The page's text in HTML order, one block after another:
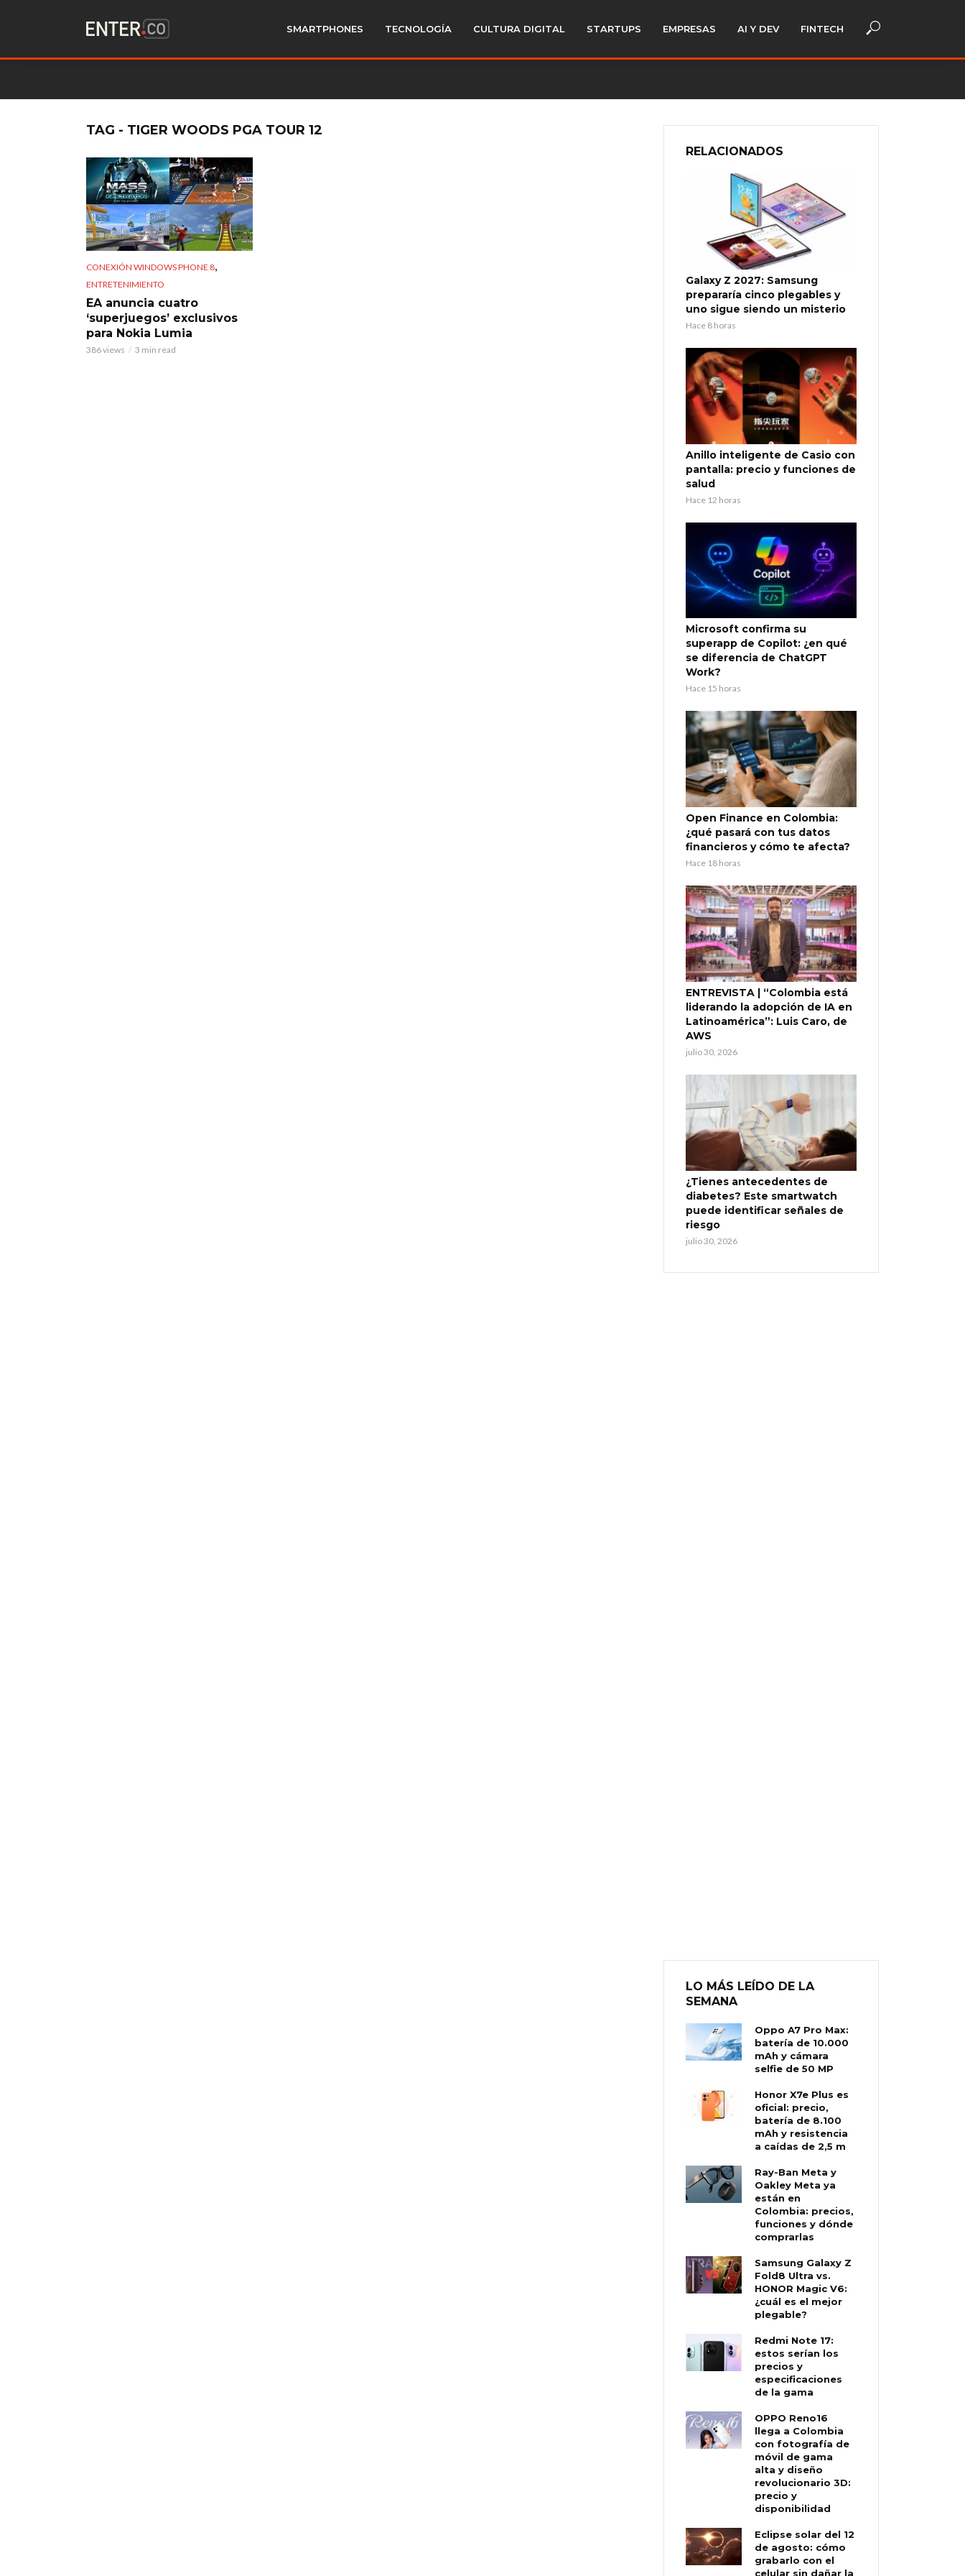
SMARTPHONES TECNOLOGÍA CULTURA DIGITAL STARTUPS EMPRESAS AI Y DEV FINTECH
TAG - TIGER WOODS PGA TOUR 12
CONEXIÓN WINDOWS PHONE 8,
ENTRETENIMIENTO
EA anuncia cuatro
‘superjuegos’ exclusivos
para Nokia Lumia
386 views 3 min read
RELACIONADOS
Galaxy Z 2027: Samsung
prepararía cinco plegables y
uno sigue siendo un misterio
Hace 8 horas
Anillo inteligente de Casio con
pantalla: precio y funciones de
salud
Hace 12 horas
Microsoft confirma su
superapp de Copilot: ¿en qué
se diferencia de ChatGPT
Work?
Hace 15 horas
Open Finance en Colombia:
¿qué pasará con tus datos
financieros y cómo te afecta?
Hace 18 horas
ENTREVISTA | “Colombia está
liderando la adopción de IA en
Latinoamérica”: Luis Caro, de
AWS
julio 30, 2026
¿Tienes antecedentes de
diabetes? Este smartwatch
puede identificar señales de
riesgo
julio 30, 2026
LO MÁS LEÍDO DE LA
SEMANA
Oppo A7 Pro Max:
batería de 10.000
mAh y cámara
selfie de 50 MP
Honor X7e Plus es
oficial: precio,
batería de 8.100
mAh y resistencia
a caídas de 2,5 m
Ray-Ban Meta y
Oakley Meta ya
están en
Colombia: precios,
funciones y dónde
comprarlas
Samsung Galaxy Z
Fold8 Ultra vs.
HONOR Magic V6:
¿cuál es el mejor
plegable?
Redmi Note 17:
estos serían los
precios y
especificaciones
de la gama
OPPO Reno16
llega a Colombia
con fotografía de
móvil de gama
alta y diseño
revolucionario 3D:
precio y
disponibilidad
Eclipse solar del 12
de agosto: cómo
grabarlo con el
celular sin dañar la